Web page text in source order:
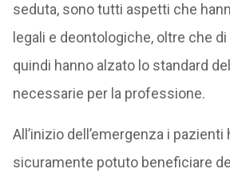
seduta, sono tutti aspetti che
legali e deontologiche, oltre che
quindi hanno alzato lo standard
necessarie per la professione.
All’inizio dell’emergenza i pazienti
sicuramente potuto beneficiare